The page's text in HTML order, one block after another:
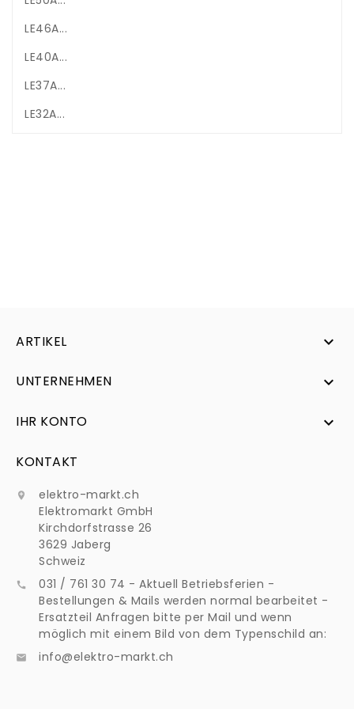
LE46A...
LE40A...
LE37A...
LE32A...
ARTIKEL 
UNTERNEHMEN 
IHR KONTO 
KONTAKT

elektro-markt.ch
Elektromarkt GmbH
Kirchdorfstrasse 26
3629 Jaberg
Schweiz

031 / 761 30 74 - Aktuell Betriebsferien -
Bestellungen & Mails werden normal bearbeitet -
Ersatzteil Anfragen bitte per Mail und wenn
möglich mit einem Bild von dem Typenschild an:
 info@elektro-markt.ch